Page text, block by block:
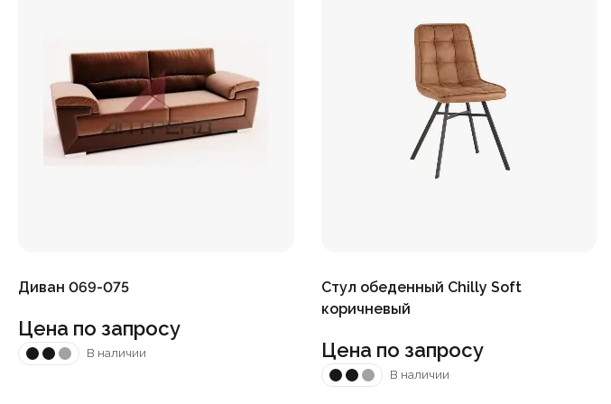
Диван 069-075
Цена по запросу
В наличии
Стул обеденный Chilly Soft
коричневый
Цена по запросу
В наличии